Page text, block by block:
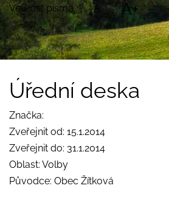
Velikost písma: A A+
Úřední deska
Značka:
Zveřejnit od: 15.1.2014
Zveřejnit do: 31.1.2014
Oblast: Volby
Původce: Obec Žítková